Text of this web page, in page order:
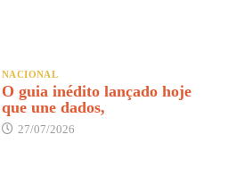
NACIONAL
O guia inédito lançado hoje
que une dados,
27/07/2026